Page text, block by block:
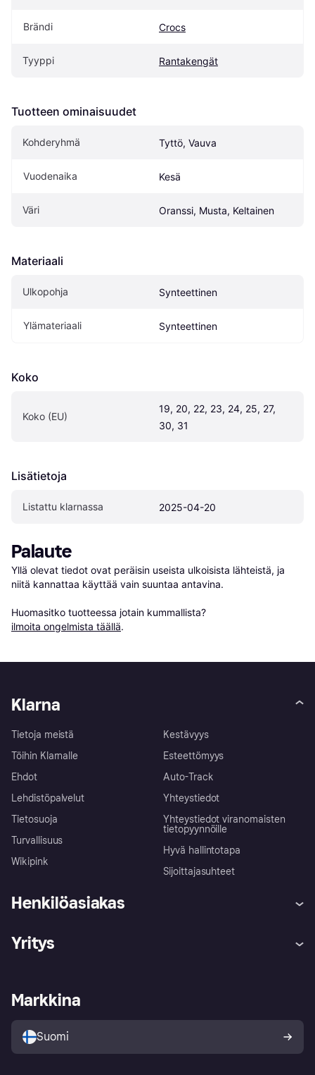
Brändi Crocs
Tyyppi Rantakengät
Tuotteen ominaisuudet
Kohderyhmä Tyttö, Vauva
Vuodenaika Kesä
Väri Oranssi, Musta, Keltainen
Materiaali
Ulkopohja Synteettinen
Ylämateriaali Synteettinen
Koko
Koko (EU)
19, 20, 22, 23, 24, 25, 27,
30, 31
Lisätietoja
Listattu klarnassa 2025-04-20
Palaute
Yllä olevat tiedot ovat peräisin useista ulkoisista lähteistä, ja
niitä kannattaa käyttää vain suuntaa antavina.
Huomasitko tuotteessa jotain kummallista?
ilmoita ongelmista täällä.
Klarna
Tietoja meistä
Töihin Klarnalle
Ehdot
Lehdistöpalvelut
Tietosuoja
Turvallisuus
Wikipink
Kestävyys
Esteettömyys
Auto-Track
Yhteystiedot
Yhteystiedot viranomaisten
tietopyynnöille
Hyvä hallintotapa
Sijoittajasuhteet
Henkilöasiakas
Kirjaudu sisään
Tutustu kauppoihin
Ostajan turva
Yritys
Kirjaudu sisään yrityksenä
Markkina
Suomi